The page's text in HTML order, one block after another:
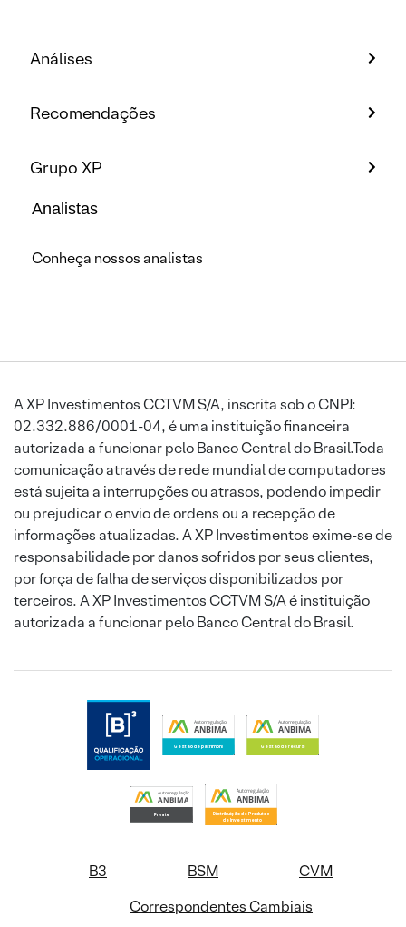
Análises
Recomendações
Grupo XP
Analistas
Conheça nossos analistas
A XP Investimentos CCTVM S/A, inscrita sob o CNPJ:
02.332.886/0001-04, é uma instituição financeira
autorizada a funcionar pelo Banco Central do Brasil.Toda
comunicação através de rede mundial de computadores
está sujeita a interrupções ou atrasos, podendo impedir
ou prejudicar o envio de ordens ou a recepção de
informações atualizadas. A XP Investimentos exime-se de
responsabilidade por danos sofridos por seus clientes,
por força de falha de serviços disponibilizados por
terceiros. A XP Investimentos CCTVM S/A é instituição
autorizada a funcionar pelo Banco Central do Brasil.
B3 BSM
CVM
Correspondentes Cambiais